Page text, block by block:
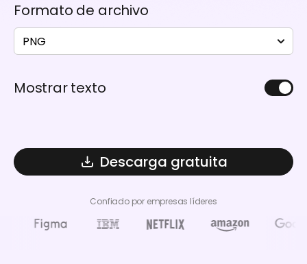
Formato de archivo
PNG
Mostrar texto
Descarga gratuita
Confiado por empresas líderes